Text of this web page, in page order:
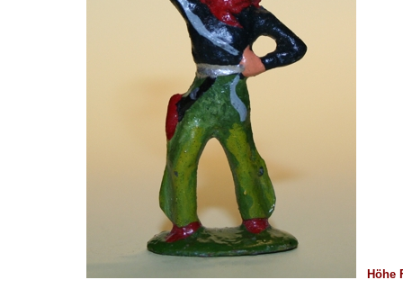
Höhe